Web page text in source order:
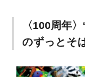
〈100周年
のずっとそ